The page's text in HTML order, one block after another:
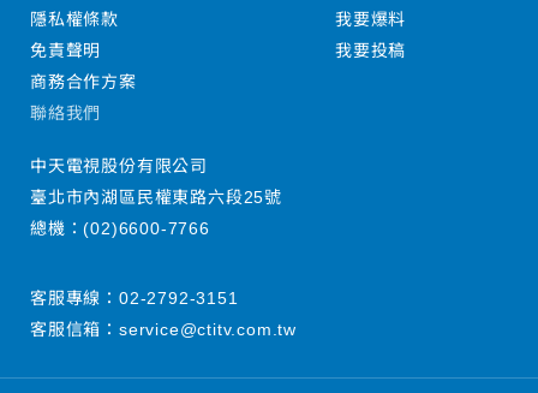
隱私權條款
免責聲明
商務合作方案
我要爆料
我要投稿
聯絡我們
中天電視股份有限公司
臺北市內湖區民權東路六段25號
總機：(02)6600-7766
客服專線： 02-2792-3151
客服信箱： service@ctitv.com.tw